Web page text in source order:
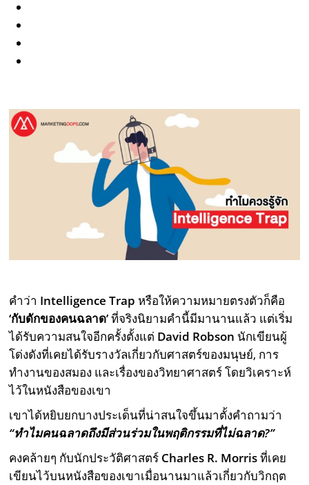
คำว่า Intelligence Trap หรือให้ความหมายตรงตัวก็คือ
‘กับดักของคนฉลาด’ที่จริงนิยามคำนี้มีมานานแล้ว แต่เริ่ม
ได้รับความสนใจอีกครั้งตั้งแต่ David Robson นักเขียนผู้
โด่งดังที่เคยได้รับรางวัลเกี่ยวกับศาสตร์ของมนุษย์, การ
ทำงานของสมอง และเรื่องของวิทยาศาสตร์ โดยวิเคราะห์
ไว้ในหนังสือของเขา
เขาได้หยิบยกบางประเด็นที่น่าสนใจขึ้นมาตั้งคำถามว่า
“ทำไมคนฉลาดถึงมีส่วนร่วมในพฤติกรรมที่ไม่ฉลาด?”
คงคล้ายๆ กับนักประวัติศาสตร์ Charles R. Morrisที่เคย
เขียนไว้บนหนังสือของเขาเมื่อนานมาแล้วเกี่ยวกับวิกฤต